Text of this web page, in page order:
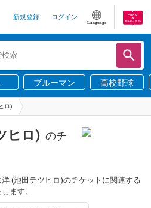
新規登録 ログイン
Language
ブルーマン 高校野球
ロ)
ヒロ) のチ
(池田テツヒロ)のチケットに関連する
ます。